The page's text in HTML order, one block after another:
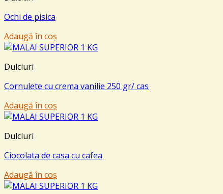
Ochi de pisica
Adaugă în coș
Dulciuri
Cornulete cu crema vanilie 250 gr/ cas
Adaugă în coș
Dulciuri
Ciocolata de casa cu cafea
Adaugă în coș